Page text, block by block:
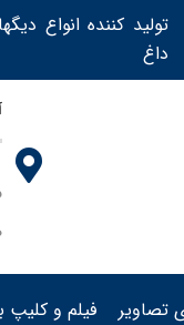
تولید کننده انواع
داغ ​
تصاویر فیلم و کلیپ